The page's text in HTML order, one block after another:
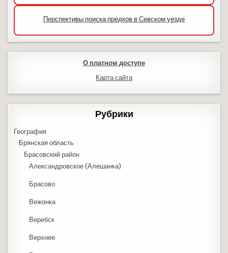
Перспективы поиска предков в Севском уезде
О платном доступе
Карта сайта
Рубрики
География
Брянская область
Брасовский район
Александровское (Алешанка)
Брасово
Вежонка
Веребск
Верхнее